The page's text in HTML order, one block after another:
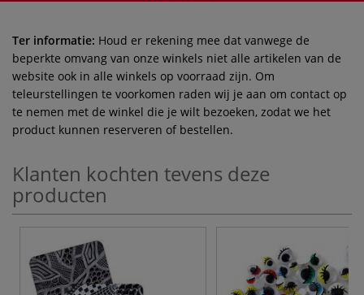
Ter informatie: Houd er rekening mee dat vanwege de
beperkte omvang van onze winkels niet alle artikelen van de
website ook in alle winkels op voorraad zijn. Om
teleurstellingen te voorkomen raden wij je aan om contact op
te nemen met de winkel die je wilt bezoeken, zodat we het
product kunnen reserveren of bestellen.
Klanten kochten tevens deze
producten